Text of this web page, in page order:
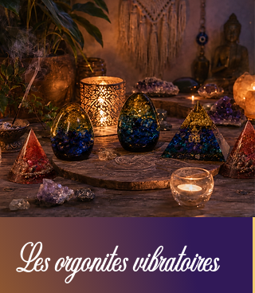
Les orgonites vibratoires